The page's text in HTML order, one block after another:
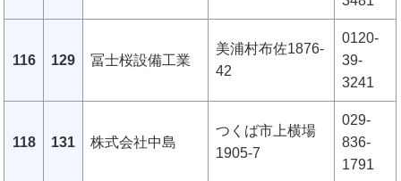
116 129 冨士桜設備工業
美浦村布佐1876-
42
0120-
39-
3241
118 131 株式会社中島
つくば市上横場
1905-7
029-
836-
1791